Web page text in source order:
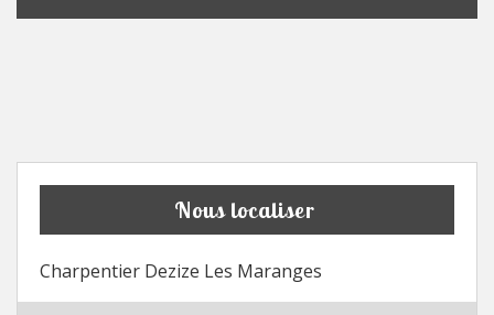
Nous localiser
Charpentier Dezize Les Maranges